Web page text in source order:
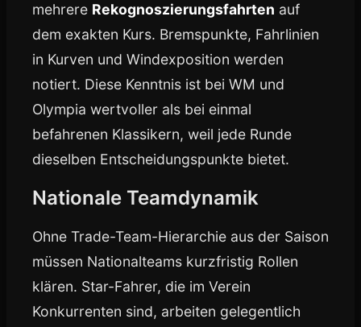
mehrere Rekognoszierungsfahrten auf
dem exakten Kurs. Bremspunkte, Fahrlinien
in Kurven und Windexposition werden
notiert. Diese Kenntnis ist bei WM und
Olympia wertvoller als bei einmal
befahrenen Klassikern, weil jede Runde
dieselben Entscheidungspunkte bietet.
Nationale Teamdynamik
Ohne Trade-Team-Hierarchie aus der Saison
müssen Nationalteams kurzfristig Rollen
klären. Star-Fahrer, die im Verein
Konkurrenten sind, arbeiten gelegentlich